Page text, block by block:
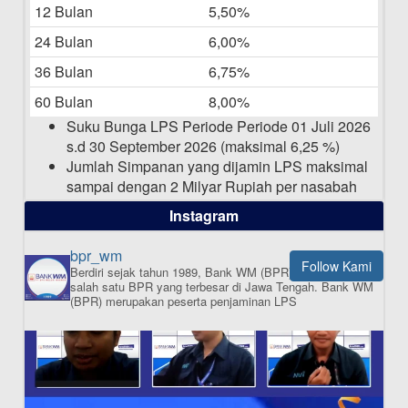
Daftar Pemenang Undian TAMASHA
Bulan April 2025
15-04-2025
Pengumuman Nama Baru Perusahaan
12 Bulan
5,50%
24 Bulan
6,00%
36 Bulan
6,75%
60 Bulan
8,00%
Suku Bunga LPS Periode Periode 01 Juli 2026
s.d 30 September 2026 (maksimal 6,25 %)
Jumlah Simpanan yang dijamin LPS maksimal
sampai dengan 2 Milyar Rupiah per nasabah
dalam satu bank
ISI APLIKASI SEKARANG
Instagram
Follow Kami
bpr_wm
Berdiri sejak tahun 1989, Bank WM (BPR) merupakan
salah satu BPR yang terbesar di Jawa Tengah.Bank WM
(BPR) merupakan peserta penjaminan LPS